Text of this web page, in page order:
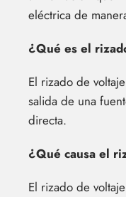
eléctrica de
¿Qué es el
El rizado de
salida de una
directa.
¿Qué causa el
El rizado de